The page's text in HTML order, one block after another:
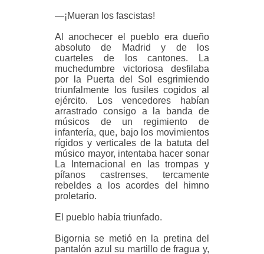
—¡Mueran los fascistas!
Al anochecer el pueblo era dueño
absoluto de Madrid y de los
cuarteles de los cantones. La
muchedumbre victoriosa desfilaba
por la Puerta del Sol esgrimiendo
triunfalmente los fusiles cogidos al
ejército. Los vencedores habían
arrastrado consigo a la banda de
músicos de un regimiento de
infantería, que, bajo los movimientos
rígidos y verticales de la batuta del
músico mayor, intentaba hacer sonar
La Internacional en las trompas y
pífanos castrenses, tercamente
rebeldes a los acordes del himno
proletario.
El pueblo había triunfado.
Bigornia se metió en la pretina del
pantalón azul su martillo de fragua y,